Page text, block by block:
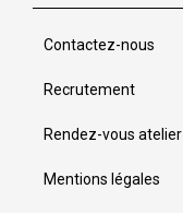
Contactez-nous
Recrutement
Rendez-vous atelier
Mentions légales